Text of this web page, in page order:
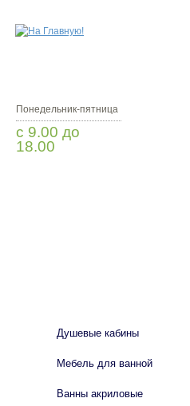
Понедельник-пятница
с 9.00 до
18.00
Душевые кабины
Мебель для ванной
Ванны акриловые